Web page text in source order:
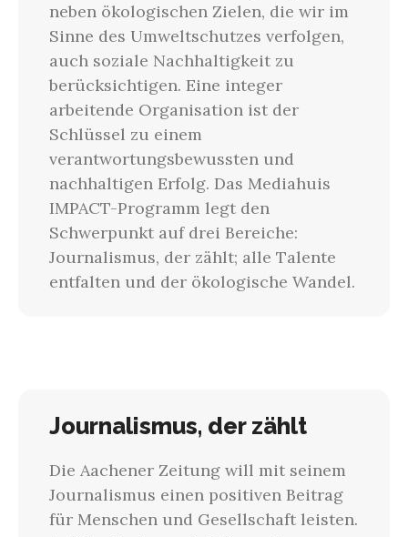
neben ökologischen Zielen, die wir im
Sinne des Umweltschutzes verfolgen,
auch soziale Nachhaltigkeit zu
berücksichtigen. Eine integer
arbeitende Organisation ist der
Schlüssel zu einem
verantwortungsbewussten und
nachhaltigen Erfolg. Das Mediahuis
IMPACT-Programm legt den
Schwerpunkt auf drei Bereiche:
Journalismus, der zählt; alle Talente
entfalten und der ökologische Wandel.
Journalismus, der zählt
Die Aachener Zeitung will mit seinem
Journalismus einen positiven Beitrag
für Menschen und Gesellschaft leisten.